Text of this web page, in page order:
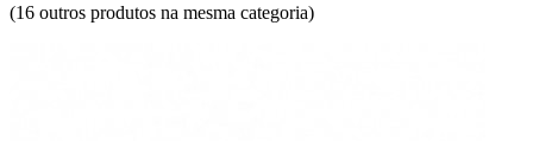
(16 outros produtos na mesma categoria)